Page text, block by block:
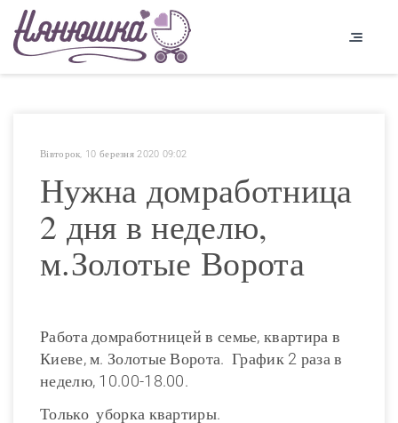
Вівторок, 10 березня 2020 09:02
Нужна домработница
2 дня в неделю,
м.Золотые Ворота
Работа домработницей в семье, квартира в
Киеве, м. Золотые Ворота. График 2 раза в
неделю, 10.00-18.00.
Только уборка квартиры.